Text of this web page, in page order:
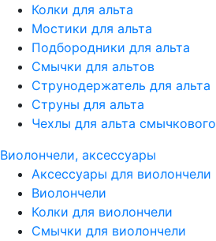
Колки для альта
Мостики для альта
Подбородники для альта
Смычки для альтов
Струнодержатель для альта
Струны для альта
Чехлы для альта смычкового
Виолончели, аксессуары
Аксессуары для виолончели
Виолончели
Колки для виолончели
Смычки для виолончели